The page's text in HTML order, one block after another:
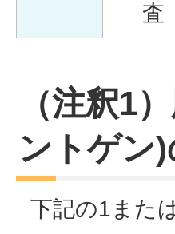
査
（注釈1
ントゲン
下記の1また